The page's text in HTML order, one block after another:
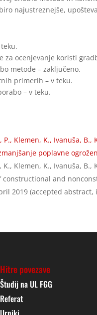
najustreznejše,
za ocenjevanje koristi
metode – zaključeno.
primerih – v teku.
– v teku.
Klemen, K., Ivanuša,
poplavne
K., Klemen, K., Ivanuša,
and
2019 (accepted
Hitre povezave
Študij na UL FGG
Referat